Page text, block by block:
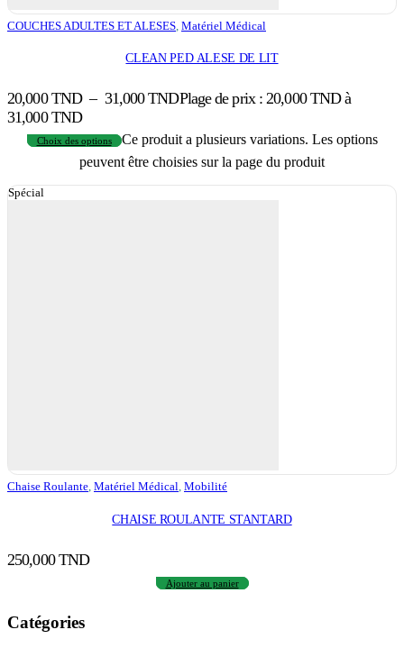
COUCHES ADULTES ET ALESES Matériel Médical
CLEAN PED ALESE DE LIT
20,000TND – 31,000TNDPlage de prix : 20,000 TND à
31,000 TND
Choix des options
Ce produit a plusieurs variations. Les options
peuvent être choisies sur la page du produit
Spécial
Chaise Roulante, Matériel Médical, Mobilité
CHAISE ROULANTE STANTARD
250,000TND
Ajouter au panier
Catégories